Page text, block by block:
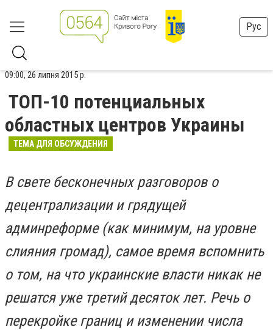
Рус
09:00, 26 липня 2015 р.
ТОП-10 потенциальных
областных центров Украины
ТЕМА ДЛЯ ОБСУЖДЕНИЯ
В свете бесконечных разговоров о
децентрализации и грядущей
админреформе (как минимум, на уровне
слияния громад), самое время вспомнить
о том, на что украинские власти никак не
решатся уже третий десяток лет. Речь о
перекройке границ и изменении числа